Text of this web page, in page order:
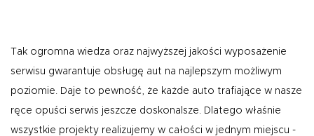
Tak ogromna wiedza oraz najwyższej jakości wyposażenie
serwisu gwarantuje obsługę aut na najlepszym możliwym
poziomie. Daje to pewność, że każde auto trafiające w nasze
ręce opuści serwis jeszcze doskonalsze. Dlatego właśnie
wszystkie projekty realizujemy w całości w jednym miejscu -